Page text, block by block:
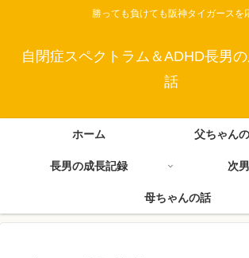
勝っても負けても阪神タイガースを
自閉症スペクトラム＆ADHD長男
話
ホーム 父ちゃん
長男の成長記録 次
母ちゃんの話